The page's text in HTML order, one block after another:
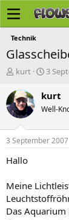
Technik
E
s
t
e
l
e
r
kurt
E
s
e
t
3
kurt
Well-
3 September 2007
Hallo
Meine
Das Aquarium